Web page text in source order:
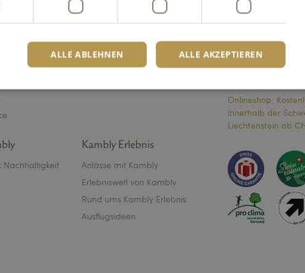
webshop@kambly.ch
Nachhaltigkeit
Kambly Erlebnis
Anlässe mit Kambly
Erlebniswelt von Kambly
Rund ums Kambly Erlebnis
Ausflugsideen
Mitteilung an
Onlineshop:
innerhalb der
Liechtenstein ab
ALLE AKZEPTIEREN
ALLE ABLEHNEN
Unklassifizierte
Cookies kann die Website nicht ordnungsgemäß verwendet werden.
Ablaufdatum Beschreibung
Wird verwendet, um die Zustimmung des Gastes zur Verwendung
von Cookies für nicht wesentliche Zwecke zu speichern